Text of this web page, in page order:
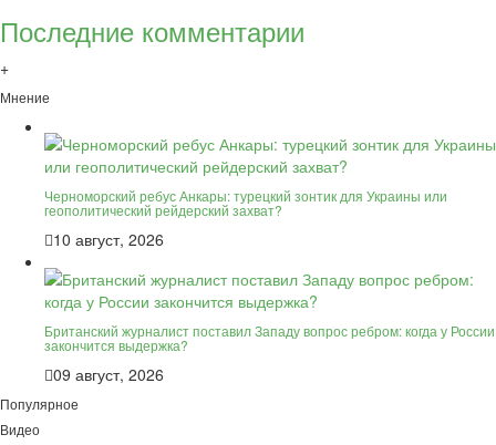
Последние комментарии
+
Мнение
Черноморский ребус Анкары: турецкий зонтик для Украины или
геополитический рейдерский захват?
10 август, 2026
Британский журналист поставил Западу вопрос ребром: когда у России
закончится выдержка?
09 август, 2026
Популярное
Видео